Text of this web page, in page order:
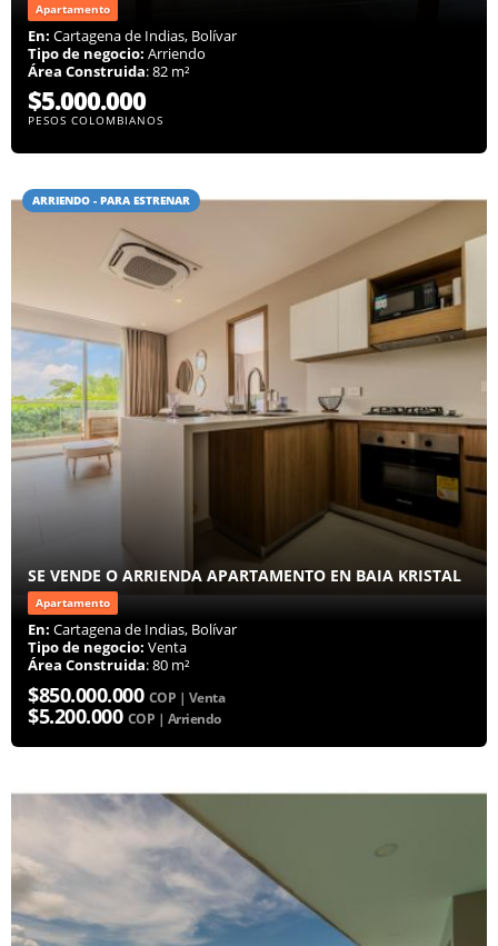
Apartamento
En: Cartagena de Indias, Bolívar
Tipo de negocio: Arriendo
Área Construida: 82 m²
$5.000.000
PESOS COLOMBIANOS
ARRIENDO - PARA ESTRENAR
SE VENDE O ARRIENDA APARTAMENTO EN BAIA KRISTAL
Apartamento
En: Cartagena de Indias, Bolívar
Tipo de negocio: Venta
Área Construida: 80 m²
$850.000.000 COP | Venta
$5.200.000 COP | Arriendo